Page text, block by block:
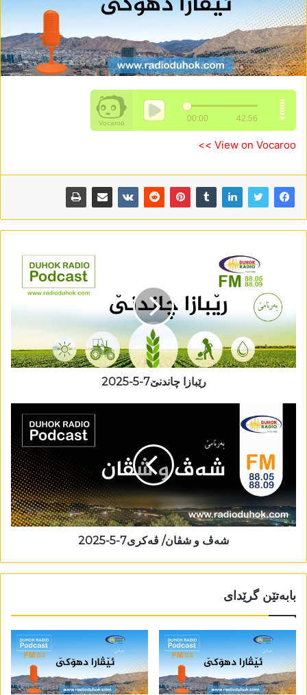
View on Vocaroo >>
رێبازا چاندنێ7-5-2025
شەڤ و شڤان/ ڤەکری7-5-2025
بابەتێن گرێدای